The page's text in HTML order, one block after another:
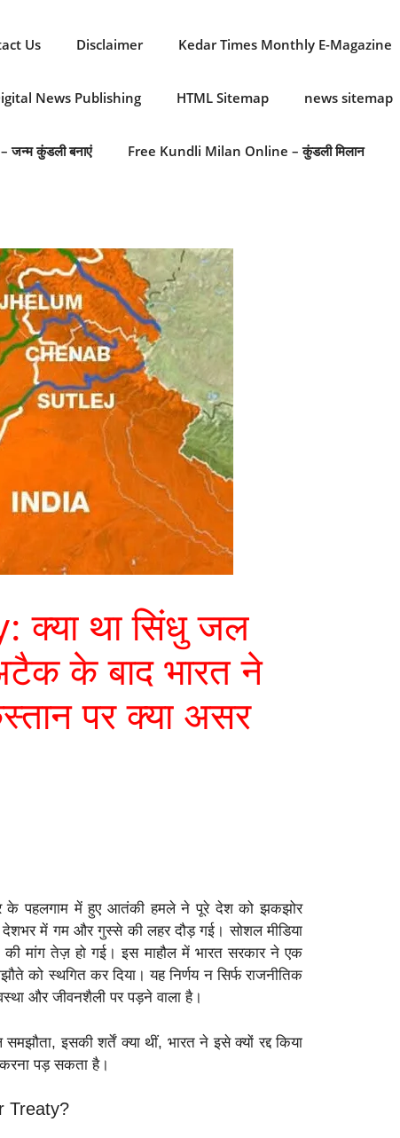
Us Disclaimer Kedar Times Monthly E-Magazine
News Publishing HTML Sitemap news sitemap
कुंडली बनाएं Free Kundli Milan Online – कुंडली मिलान
था सिंधु जल
के बाद भारत ने
पर क्या असर
के पहलगाम में हुए आतंकी हमले ने पूरे देश को झकझोर
देशभर में गम और गुस्से की लहर दौड़ गई। सोशल मीडिया
मांग तेज़ हो गई। इस माहौल में भारत सरकार ने एक
को स्थगित कर दिया। यह निर्णय न सिर्फ राजनीतिक
और जीवनशैली पर पड़ने वाला है।
इसकी शर्तें क्या थीं, भारत ने इसे क्यों रद्द किया
पड़ सकता है।
Treaty?